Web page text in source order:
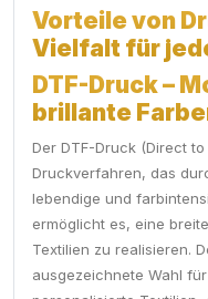
Vorteile von
Vielfalt für
DTF-Druck –
brillante
Der DTF-Druck (Direct
Druckverfahren, das
lebendige und
ermöglicht es, eine
Textilien zu realisieren.
ausgezeichnete Wahl